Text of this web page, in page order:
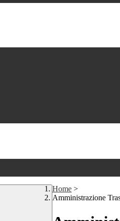
Home >
Amministrazione